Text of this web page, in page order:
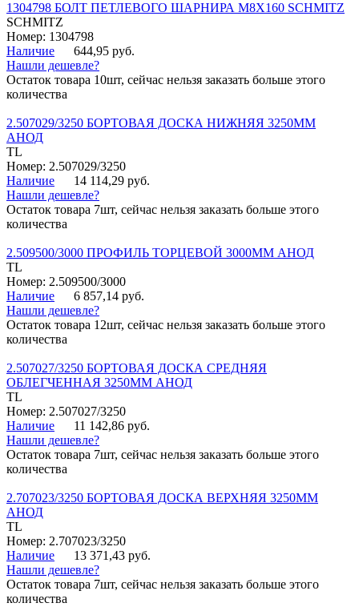
1304798 БОЛТ ПЕТЛЕВОГО ШАРНИРА М8Х160 SCHMITZ
SCHMITZ
Номер: 1304798
Наличие
644,95 руб.
Нашли дешевле?
Остаток товара 10шт, сейчас нельзя заказать больше этого
количества
2.507029/3250 БОРТОВАЯ ДОСКА НИЖНЯЯ 3250ММ
АНОД
TL
Номер: 2.507029/3250
Наличие
14 114,29 руб.
Нашли дешевле?
Остаток товара 7шт, сейчас нельзя заказать больше этого
количества
2.509500/3000 ПРОФИЛЬ ТОРЦЕВОЙ 3000ММ АНОД
TL
Номер: 2.509500/3000
Наличие
6 857,14 руб.
Нашли дешевле?
Остаток товара 12шт, сейчас нельзя заказать больше этого
количества
2.507027/3250 БОРТОВАЯ ДОСКА СРЕДНЯЯ
ОБЛЕГЧЕННАЯ 3250ММ АНОД
TL
Номер: 2.507027/3250
Наличие
11 142,86 руб.
Нашли дешевле?
Остаток товара 7шт, сейчас нельзя заказать больше этого
количества
2.707023/3250 БОРТОВАЯ ДОСКА ВЕРХНЯЯ 3250ММ
АНОД
TL
Номер: 2.707023/3250
Наличие
13 371,43 руб.
Нашли дешевле?
Остаток товара 7шт, сейчас нельзя заказать больше этого
количества